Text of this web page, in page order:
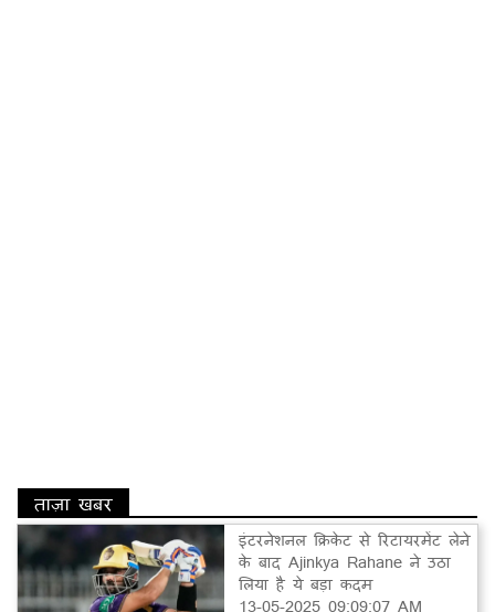
ताज़ा खबर
इंटरनेशनल क्रिकेट से रिटायरमेंट लेने
के बाद Ajinkya Rahane ने उठा
लिया है ये बड़ा कदम
13-05-2025 09:09:07 AM